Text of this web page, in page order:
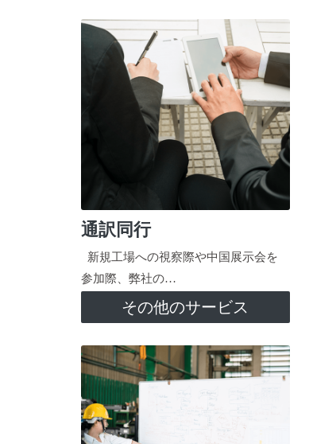
通訳同行
新規工場への視察際や中国展示会を
参加際、弊社の…
その他のサービス